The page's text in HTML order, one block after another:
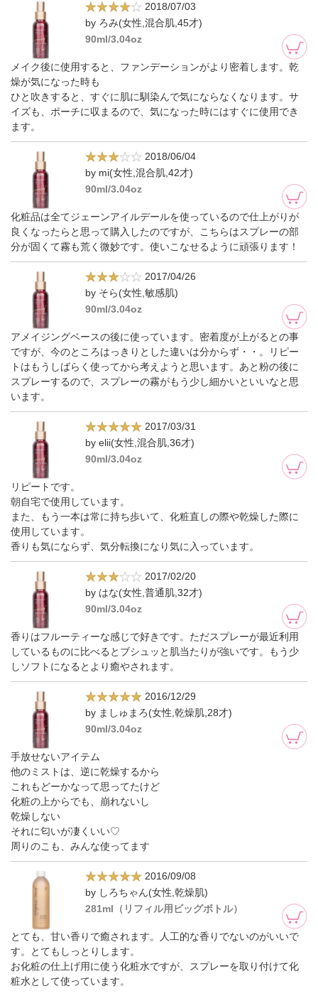
2018/07/03
by ろみ(女性,混合肌,45才)
90ml/3.04oz
メイク後に使用すると、ファンデーションがより密着します。乾
燥が気になった時も
ひと吹きすると、すぐに肌に馴染んで気にならなくなります。サ
イズも、ポーチに収まるので、気になった時にはすぐに使用でき
ます。
2018/06/04
by mi(女性,混合肌,42才)
90ml/3.04oz
化粧品は全てジェーンアイルデールを使っているので仕上がりが
良くなったらと思って購入したのですが、こちらはスプレーの部
分が固くて霧も荒く微妙です。使いこなせるように頑張ります！
2017/04/26
by そら(女性,敏感肌)
90ml/3.04oz
アメイジングベースの後に使っています。密着度が上がるとの事
ですが、今のところはっきりとした違いは分からず・・。リピー
トはもうしばらく使ってから考えようと思います。あと粉の後に
スプレーするので、スプレーの霧がもう少し細かいといいなと思
います。
2017/03/31
by elii(女性,混合肌,36才)
90ml/3.04oz
リピートです。
朝自宅で使用しています。
また、もう一本は常に持ち歩いて、化粧直しの際や乾燥した際に
使用しています。
香りも気にならず、気分転換になり気に入っています。
2017/02/20
by はな(女性,普通肌,32才)
90ml/3.04oz
香りはフルーティーな感じで好きです。ただスプレーが最近利用
しているものに比べるとブシュッと肌当たりが強いです。もう少
しソフトになるとより癒やされます。
2016/12/29
by ましゅまろ(女性,乾燥肌,28才)
90ml/3.04oz
手放せないアイテム
他のミストは、逆に乾燥するから
これもどーかなって思ってたけど
化粧の上からでも、崩れないし
乾燥しない
それに匂いが凄くいい♡
周りのこも、みんな使ってます
2016/09/08
by しろちゃん(女性,乾燥肌)
281ml（リフィル用ビッグボトル）
とても、甘い香りで癒されます。人工的な香りでないのがいいで
す。とてもしっとりします。
お化粧の仕上げ用に使う化粧水ですが、スプレーを取り付けて化
粧水として使っています。